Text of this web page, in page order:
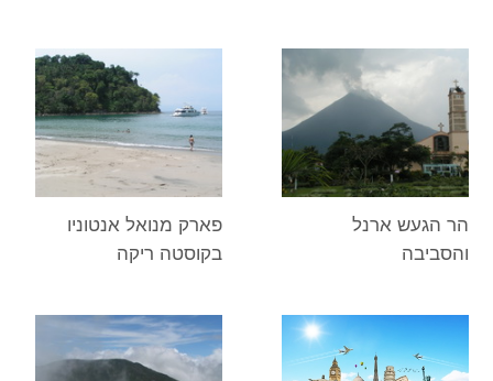
הר הגעש ארנל
והסביבה
פארק מנואל אנטוניו
בקוסטה ריקה